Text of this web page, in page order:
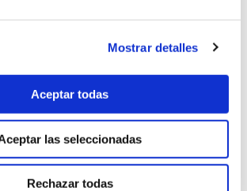
Mostrar detalles
Aceptar todas
las seleccionadas
Rechazar todas